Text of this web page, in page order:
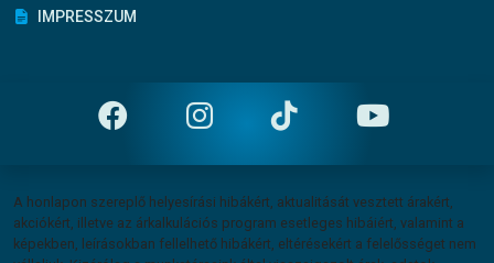
IMPRESSZUM
Felelősség vállalás
A honlapon szereplő helyesírási hibákért, aktualitását vesztett árakért,
akciókért, illetve az árkalkulációs program esetleges hibáiért, valamint a
képekben, leírásokban fellelhető hibákért, eltérésekért a felelősséget nem